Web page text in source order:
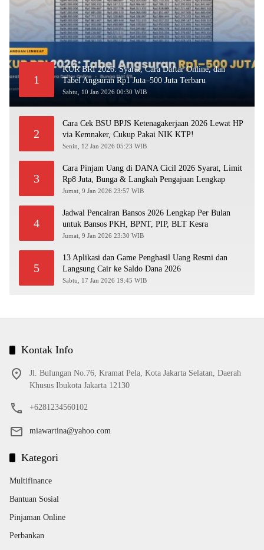
1
KUR BRI 2026: Syarat, Cara Daftar Online, dan
Tabel Angsuran Rp1 Juta–500 Juta Terbaru
Sabtu, 10 Jan 2026 00:30 WIB
2
Cara Cek BSU BPJS Ketenagakerjaan 2026 Lewat HP
via Kemnaker, Cukup Pakai NIK KTP!
Senin, 12 Jan 2026 05:23 WIB
3
Cara Pinjam Uang di DANA Cicil 2026 Syarat, Limit
Rp8 Juta, Bunga & Langkah Pengajuan Lengkap
Jumat, 9 Jan 2026 23:57 WIB
4
Jadwal Pencairan Bansos 2026 Lengkap Per Bulan
untuk Bansos PKH, BPNT, PIP, BLT Kesra
Jumat, 9 Jan 2026 23:30 WIB
5
13 Aplikasi dan Game Penghasil Uang Resmi dan
Langsung Cair ke Saldo Dana 2026
Sabtu, 17 Jan 2026 19:45 WIB
Kontak Info
Jl. Bulungan No.76, Kramat Pela, Kota Jakarta Selatan, Daerah
Khusus Ibukota Jakarta 12130
+6281234560102
miawartina@yahoo.com
Kategori
Multifinance
Bantuan Sosial
Pinjaman Online
Perbankan